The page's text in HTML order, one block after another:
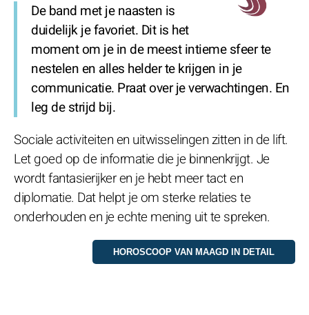
De band met je naasten is
duidelijk je favoriet. Dit is het
moment om je in de meest intieme sfeer te
nestelen en alles helder te krijgen in je
communicatie. Praat over je verwachtingen. En
leg de strijd bij.
Sociale activiteiten en uitwisselingen zitten in de lift.
Let goed op de informatie die je binnenkrijgt. Je
wordt fantasierijker en je hebt meer tact en
diplomatie. Dat helpt je om sterke relaties te
onderhouden en je echte mening uit te spreken.